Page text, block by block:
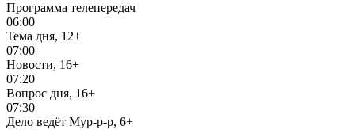
Программа телепередач
06:00
Тема дня, 12+
07:00
Новости, 16+
07:20
Вопрос дня, 16+
07:30
Дело ведёт Мур-р-р, 6+